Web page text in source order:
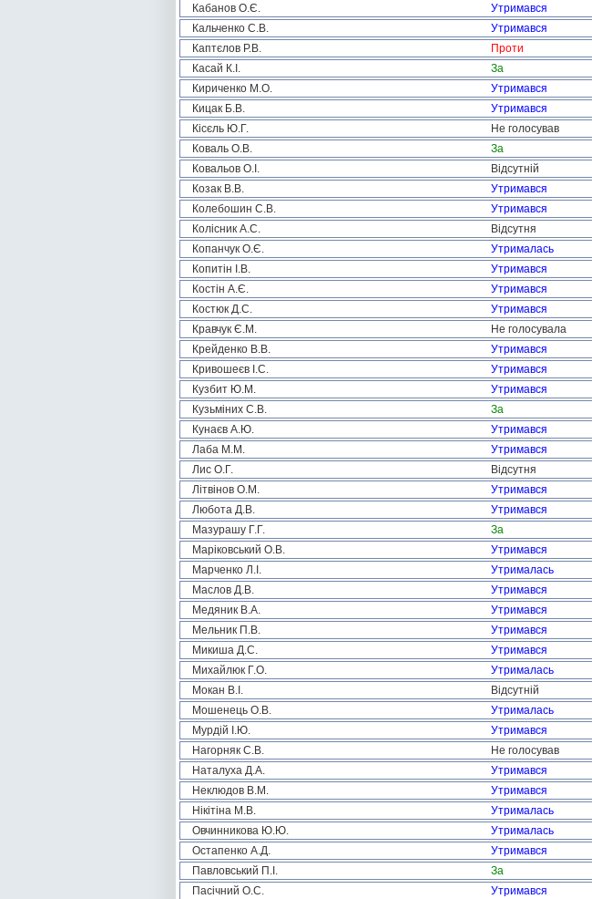
Кабанов О.Є.
Утримався
Кальченко С.В.
Утримався
Каптєлов Р.В.
Проти
Касай К.І.
За
Кириченко М.О.
Утримався
Кицак Б.В.
Утримався
Кісєль Ю.Г.
Не голосував
Коваль О.В.
За
Ковальов О.І.
Відсутній
Козак В.В.
Утримався
Колебошин С.В.
Утримався
Колісник А.С.
Відсутня
Копанчук О.Є.
Утрималась
Копитін І.В.
Утримався
Костін А.Є.
Утримався
Костюк Д.С.
Утримався
Кравчук Є.М.
Не голосувала
Крейденко В.В.
Утримався
Кривошеєв І.С.
Утримався
Кузбит Ю.М.
Утримався
Кузьміних С.В.
За
Кунаєв А.Ю.
Утримався
Лаба М.М.
Утримався
Лис О.Г.
Відсутня
Літвінов О.М.
Утримався
Любота Д.В.
Утримався
Мазурашу Г.Г.
За
Маріковський О.В.
Утримався
Марченко Л.І.
Утрималась
Маслов Д.В.
Утримався
Медяник В.А.
Утримався
Мельник П.В.
Утримався
Микиша Д.С.
Утримався
Михайлюк Г.О.
Утрималась
Мокан В.І.
Відсутній
Мошенець О.В.
Утрималась
Мурдій І.Ю.
Утримався
Нагорняк С.В.
Не голосував
Наталуха Д.А.
Утримався
Неклюдов В.М.
Утримався
Нікітіна М.В.
Утрималась
Овчинникова Ю.Ю.
Утрималась
Остапенко А.Д.
Утримався
Павловський П.І.
За
Пасічний О.С.
Утримався